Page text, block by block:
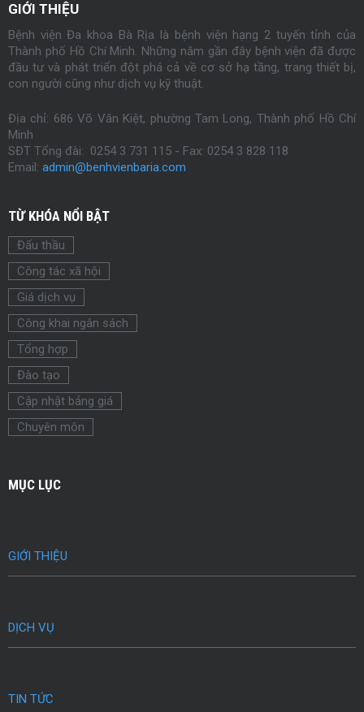
GIỚI THIỆU
Bệnh viện Đa khoa Bà Rịa là bệnh viện hạng 2 tuyến tỉnh của
Thành phố Hồ Chí Minh. Những năm gần đây bệnh viện đã được
đầu tư và phát triển đột phá cả về cơ sở hạ tầng, trang thiết bị,
con người cũng như dịch vụ kỹ thuật.
Địa chỉ: 686 Võ Văn Kiệt, phường Tam Long, Thành phố Hồ Chí
Minh
SĐT Tổng đài: 0254 3 731 115 - Fax: 0254 3 828 118
Email: admin@benhvienbaria.com
TỪ KHÓA NỔI BẬT
Đấu thầu
Công tác xã hội
Giá dịch vụ
Công khai ngân sách
Tổng hợp
Đào tạo
Cập nhật bảng giá
Chuyên môn
MỤC LỤC
GIỚI THIỆU
DỊCH VỤ
TIN TỨC